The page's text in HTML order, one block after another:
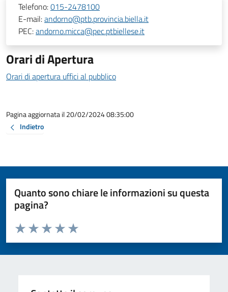
Telefono:015-2478100
E-mail:andorno@ptb.provincia.biella.it
PEC:andorno.micca@pec.ptbiellese.it
Orari di Apertura
Orari di apertura uffici al pubblico
Pagina aggiornata il 20/02/2024 08:35:00
Indietro
Quanto sono chiare le informazioni su questa
pagina?
Valuta da 1 a 5 stelle la pagina
Valuta 5 stelle su 5
Valuta 4 stelle su 5
Valuta 3 stelle su 5
Valuta 2 stelle su 5
Valuta 1 stelle su 5